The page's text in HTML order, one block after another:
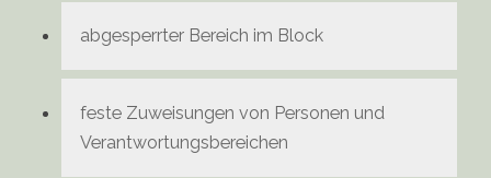
abgesperrter Bereich im Block
feste Zuweisungen von Personen und
Verantwortungsbereichen